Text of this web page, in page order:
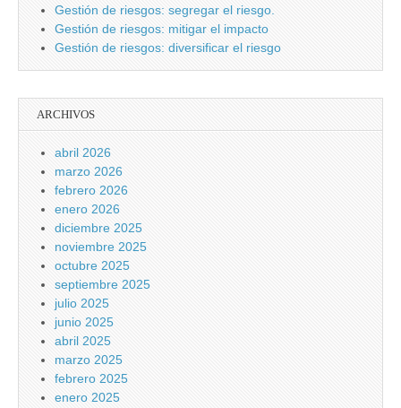
Gestión de riesgos: segregar el riesgo.
Gestión de riesgos: mitigar el impacto
Gestión de riesgos: diversificar el riesgo
ARCHIVOS
abril 2026
marzo 2026
febrero 2026
enero 2026
diciembre 2025
noviembre 2025
octubre 2025
septiembre 2025
julio 2025
junio 2025
abril 2025
marzo 2025
febrero 2025
enero 2025